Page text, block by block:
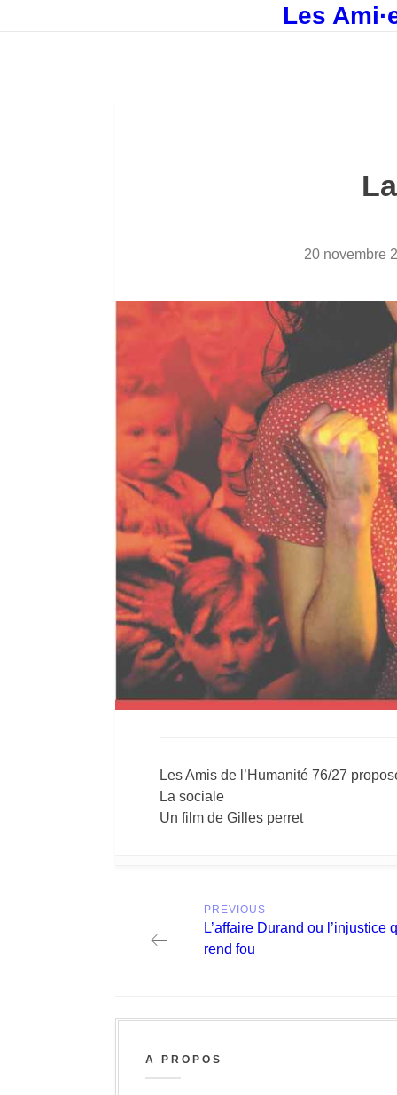
Les
20 novembre
Les Amis de l’Humanité 76/27
La sociale
Un film de Gilles perret
navigation
PREVIOUS
Previous
post:
L’affaire Durand ou l’injustice
rend fou
A PROPOS